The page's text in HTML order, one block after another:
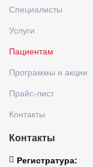
Специалисты
Услуги
Пациентам
Программы и акции
Прайс-лист
Контакты
Контакты
Регистратура: